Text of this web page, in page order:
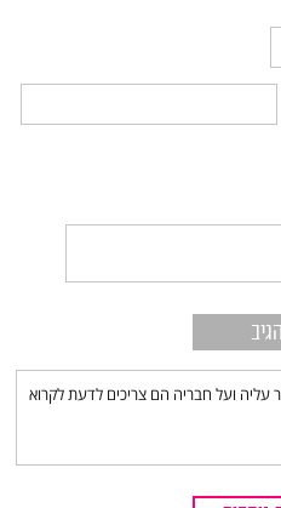
ועל חבריה הם צריכים לדעת לקרוא